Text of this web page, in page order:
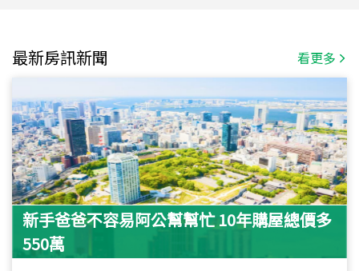
最新房訊新聞 看更多
新手爸爸不容易阿公幫幫忙 10年購屋總價多
550萬